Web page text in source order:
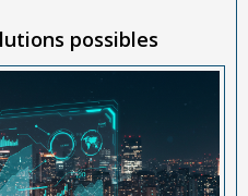
possibles